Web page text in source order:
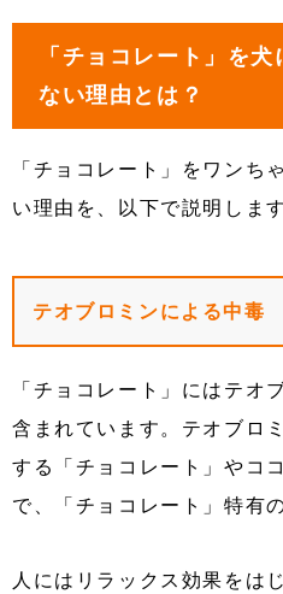
「チョコレート」を
ない理由とは？
「チョコレート」をワンち
い理由を、以下で説明します
テオブロミンによる中毒
「チョコレート」にはテオ
含まれています。テオブロ
する「チョコレート」やコ
で、「チョコレート」特有
人にはリラックス効果をは